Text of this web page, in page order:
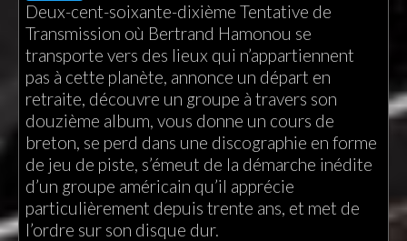
Deux-cent-soixante-dixième Tentative de
Transmission où Bertrand Hamonou se
transporte vers des lieux qui n’appartiennent
pas à cette planète, annonce un départ en
retraite, découvre un groupe à travers son
douzième album, vous donne un cours de
breton, se perd dans une discographie en forme
de jeu de piste, s’émeut de la démarche inédite
d’un groupe américain qu’il apprécie
particulièrement depuis trente ans, et met de
l’ordre sur son disque dur.